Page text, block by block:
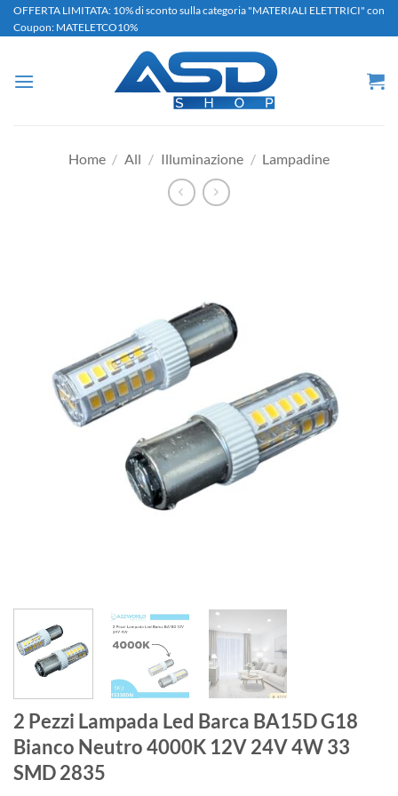
Salta
ai
OFFERTA LIMITATA: 10% di sconto sulla categoria "MATERIALI ELETTRICI" con
Coupon: MATELETCO10%
Home / All / Illuminazione / Lampadine
2 Pezzi Lampada Led Barca BA15D G18
Bianco Neutro 4000K 12V 24V 4W 33
SMD 2835